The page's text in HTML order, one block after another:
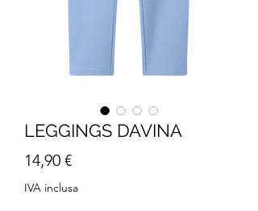
LEGGINGS DAVINA
14,90 €Prezzo
IVA inclusa